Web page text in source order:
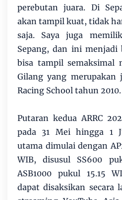
perebutan juara. Di
akan tampil kuat, tidak
saja. Saya juga
Sepang, dan ini
bisa tampil semaksimal
Gilang yang merupakan
Racing School tahun 2010.
Putaran kedua ARRC
pada 31 Mei hingga 1
utama dimulai dengan
WIB, disusul SS600
ASB1000 pukul 15.15
dapat disaksikan secara